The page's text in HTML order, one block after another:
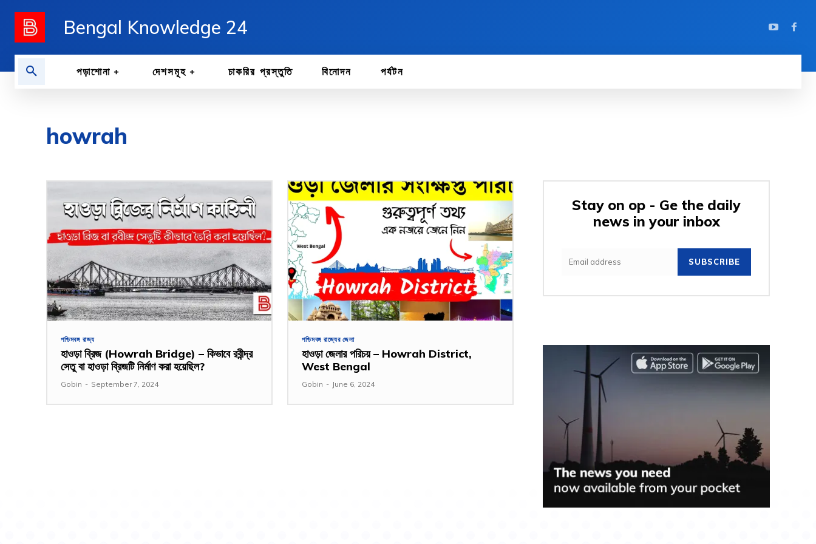
Bengal Knowledge 24
পড়াশোনা দেশসমূহ চাকরির প্রস্তুতি বিনোদন পর্যটন
howrah
পশ্চিমবঙ্গ রাজ্য
হাওড়া ব্রিজ (Howrah Bridge) – কিভাবে রবীন্দ্র
সেতু বা হাওড়া ব্রিজটি নির্মাণ করা হয়েছিল?
Gobin - September 7, 2024
পশ্চিমবঙ্গ রাজ্যের জেলা
হাওড়া জেলার পরিচয় – Howrah District,
West Bengal
Gobin - June 6, 2024
Stay on op - Ge the daily
news in your inbox
SUBSCRIBE